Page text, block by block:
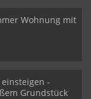
Wohnung mit
-
Grundstück